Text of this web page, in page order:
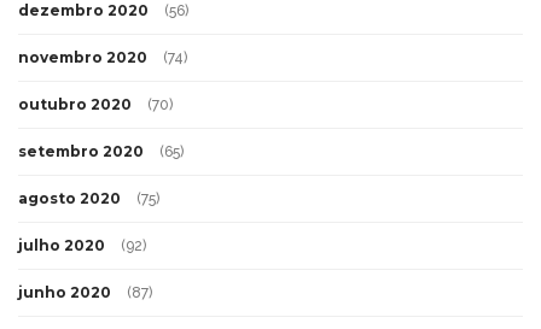
dezembro 2020 (56)
novembro 2020 (74)
outubro 2020 (70)
setembro 2020 (65)
agosto 2020 (75)
julho 2020 (92)
junho 2020 (87)